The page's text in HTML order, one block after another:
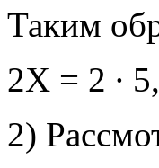
Таким
2Х = 2 ∙
2)